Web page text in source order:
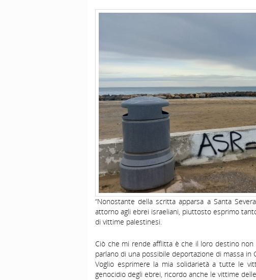
“Nonostante della scritta apparsa a Santa
attorno agli ebrei israeliani, piuttosto esprimo
di vittime palestinesi.
Ciò che mi rende afflitta è che il loro destino
parlano di una possibile deportazione di massa in
Voglio esprimere la mia solidarietà a tutte le
genocidio degli ebrei, ricordo anche le vittime